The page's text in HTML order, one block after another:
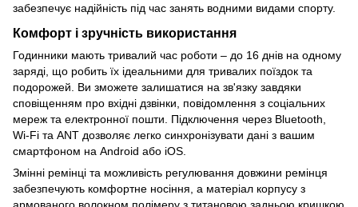
забезпечує надійність під час занять водними видами спорту.
Комфорт і зручність використання
Годинники мають тривалий час роботи – до 16 днів на одному
заряді, що робить їх ідеальними для тривалих поїздок та
подорожей. Ви зможете залишатися на зв'язку завдяки
сповіщенням про вхідні дзвінки, повідомлення з соціальних
мереж та електронної пошти. Підключення через Bluetooth,
Wi-Fi та ANT дозволяє легко синхронізувати дані з вашим
смартфоном на Android або iOS.
Змінні ремінці та можливість регулювання довжини ремінця
забезпечують комфортне носіння, а матеріал корпусу з
армованого волокном полімеру з титановою задньою кришкою